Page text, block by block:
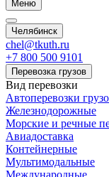
Меню
Челябинск
chel@tkuth.ru
+7 800 500 9101
Перевозка грузов
Вид перевозки
Автоперевозки
Железнодорожные
Морские и речные
Авиадоставка
Контейнерные
Мультимодальные